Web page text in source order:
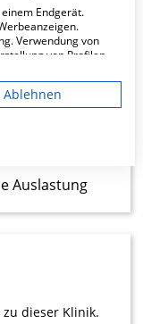
Auslastung
zu dieser Klinik.
Endgerät.
Verwendung von
von Profilen
Messung der
durch Statistiken
Quellen. Entwicklung
Daten zur
für diese
Ablehnen